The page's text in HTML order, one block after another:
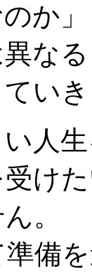
のか
な
い
人
け
。
備